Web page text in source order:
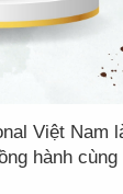
Việt
hành